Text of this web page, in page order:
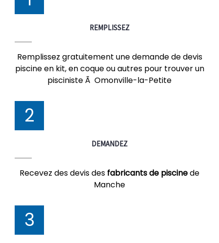
REMPLISSEZ
Remplissez gratuitement une demande de devis
piscine en kit, en coque ou autres pour trouver un
pisciniste Ã Omonville-la-Petite
2
DEMANDEZ
Recevez des devis des fabricants de piscinede
Manche
3